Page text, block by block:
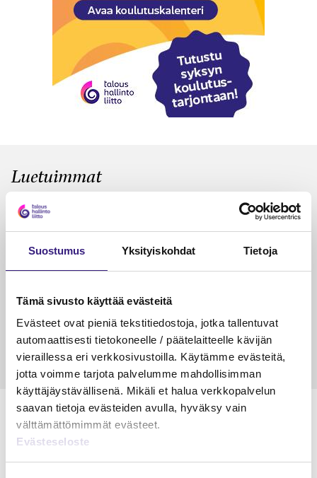
Suostumus Yksityiskohdat Tietoja
Tämä sivusto käyttää evästeitä
Evästeet ovat pieniä tekstitiedostoja, jotka tallentuvat
automaattisesti tietokoneelle / päätelaitteelle kävijän
vieraillessa eri verkkosivustoilla. Käytämme evästeitä,
jotta voimme tarjota palvelumme mahdollisimman
käyttäjäystävällisenä. Mikäli et halua verkkopalvelun
saavan tietoja evästeiden avulla, hyväksy vain
välttämättömimmät evästeet.
Evästeseloste
Luetuimmat
VEROTUS
Kulu­veloitukset arvon­lisä­
verotuksessa – omien kulujen
veloitus, kulujen edelleen­
veloitus ja läpi­laskutus
Petri Salomaa
Lue Tilisanomien